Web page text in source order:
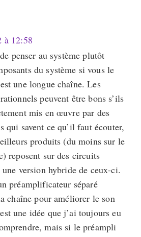
à 12:58
penser au système plutôt
du système si vous le
une longue chaîne. Les
peuvent être bons s’ils
mis en œuvre par des
qui savent ce qu’il faut écouter,
produits (du moins sur le
reposent sur des circuits
version hybride de ceux-ci.
préamplificateur séparé
chaîne pour améliorer le son
une idée que j’ai toujours eu
mais si le préampli